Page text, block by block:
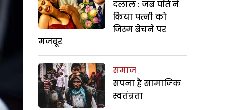
दलाल : जब पति ने
किया पत्नी को
जिस्म बेचने पर
मजबूर
समाज
सपना है सामाजिक
स्वतंत्रता